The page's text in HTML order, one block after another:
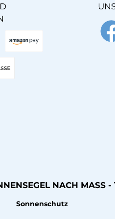
NACH MASS -
Sonnenschutz